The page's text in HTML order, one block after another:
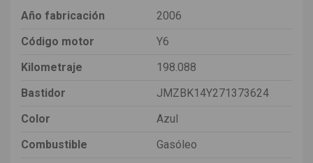
Año fabricación
2006
Código motor
Y6
Kilometraje
198.088
Bastidor
JMZBK14Y271373624
Color
Azul
Combustible
Gasóleo